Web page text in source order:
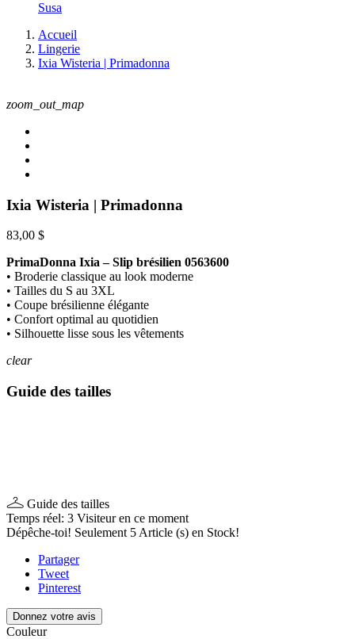
Susa
Accueil
Lingerie
Ixia Wisteria | Primadonna
zoom_out_map
Ixia Wisteria | Primadonna
83,00 $
PrimaDonna Ixia – Slip brésilien 0563600
• Broderie classique au look moderne
• Tailles du S au 3XL
• Coupe brésilienne élégante
• Confort optimal au quotidien
• Silhouette lisse sous les vêtements
clear
Guide des tailles
Guide des tailles
Temps réel: 3 Visiteur en ce moment
Dépêche-toi! Seulement 5 Article (s) en Stock!
Partager
Tweet
Pinterest
Donnez votre avis
Couleur